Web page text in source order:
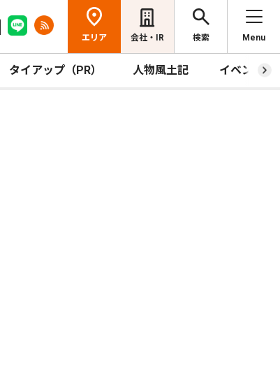
エリア 会社・IR 検索 Menu
タイアップ（PR） 人物風土記 イベント